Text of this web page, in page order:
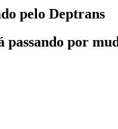
pelo Deptrans
por